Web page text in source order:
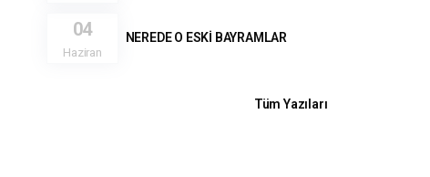
04
Haziran
NEREDE O ESKİ BAYRAMLAR
Tüm Yazıları